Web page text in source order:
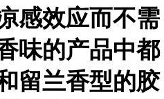
感效应而不需
味的产品中都
留兰香型的胶